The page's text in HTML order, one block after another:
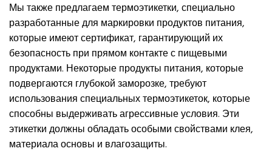
Мы также предлагаем термоэтикетки, специально
разработанные для маркировки продуктов питания,
которые имеют сертификат, гарантирующий их
безопасность при прямом контакте с пищевыми
продуктами. Некоторые продукты питания, которые
подвергаются глубокой заморозке, требуют
использования специальных термоэтикеток, которые
способны выдерживать агрессивные условия. Эти
этикетки должны обладать особыми свойствами клея,
материала основы и влагозащиты.